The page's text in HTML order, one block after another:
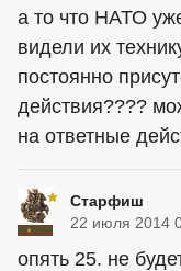
а то что НАТО
видели их
постоянно
действия????
на ответные
Старфиш
22 июля 2014
опять 25. не